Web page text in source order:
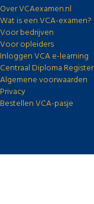
Over VCAexamen.nl
Wat is een VCA-examen?
Voor bedrijven
Voor opleiders
Inloggen VCA e-learning
Centraal Diploma Register
Algemene voorwaarden
Privacy
Bestellen VCA-pasje